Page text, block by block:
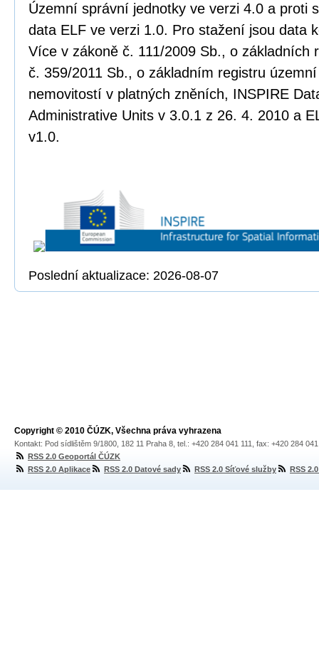
Územní správní jednotky ve verzi 4.0 a proti
data ELF ve verzi 1.0. Pro stažení jsou data
Více v zákoně č. 111/2009 Sb., o základních
č. 359/2011 Sb., o základním registru
nemovitostí v platných zněních, INSPIRE
Administrative Units v 3.0.1 z 26. 4. 2010 a
v1.0.
Poslední aktualizace: 2026-08-07
Copyright © 2010 ČÚZK, Všechna práva vyhrazena
Kontakt: Pod sídlištěm 9/1800, 182 11 Praha 8, tel.: +420 284 041 111, fax: +420 284
RSS 2.0 Geoportál ČÚZK
RSS 2.0 Aplikace
RSS 2.0 Datové sady RSS 2.0 Síťové služby RSS